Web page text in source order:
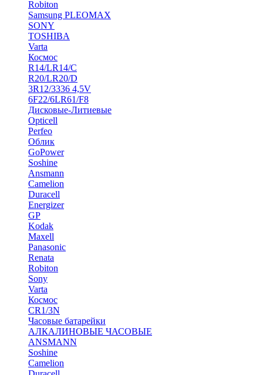
Robiton
Samsung PLEOMAX
SONY
TOSHIBA
Varta
Космос
R14/LR14/C
R20/LR20/D
3R12/3336 4,5V
6F22/6LR61/F8
Дисковые-Литиевые
Opticell
Perfeo
Облик
GoPower
Soshine
Ansmann
Camelion
Duracell
Energizer
GP
Kodak
Maxell
Panasonic
Renata
Robiton
Sony
Varta
Космос
CR1/3N
Часовые батарейки
АЛКАЛИНОВЫЕ ЧАСОВЫЕ
ANSMANN
Soshine
Camelion